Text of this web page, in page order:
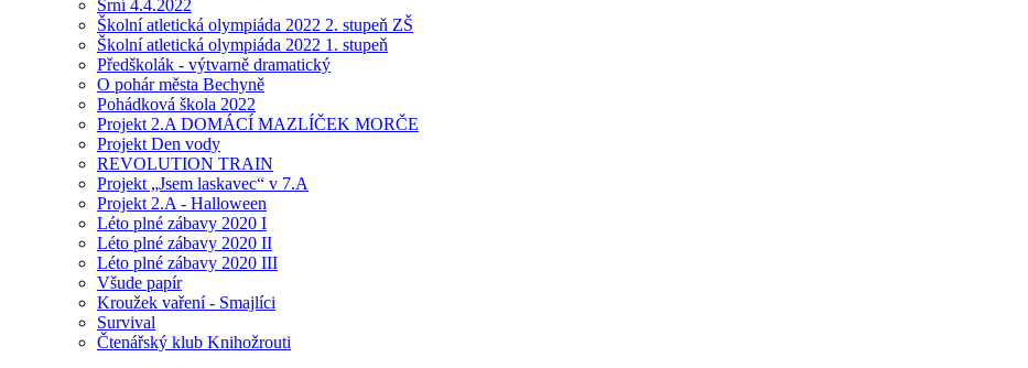
Srní 4.4.2022
Školní atletická olympiáda 2022 2. stupeň ZŠ
Školní atletická olympiáda 2022 1. stupeň
Předškolák - výtvarně dramatický
O pohár města Bechyně
Pohádková škola 2022
Projekt 2.A DOMÁCÍ MAZLÍČEK MORČE
Projekt Den vody
REVOLUTION TRAIN
Projekt „Jsem laskavec“ v 7.A
Projekt 2.A - Halloween
Léto plné zábavy 2020 I
Léto plné zábavy 2020 II
Léto plné zábavy 2020 III
Všude papír
Kroužek vaření - Smajlíci
Survival
Čtenářský klub Knihožrouti